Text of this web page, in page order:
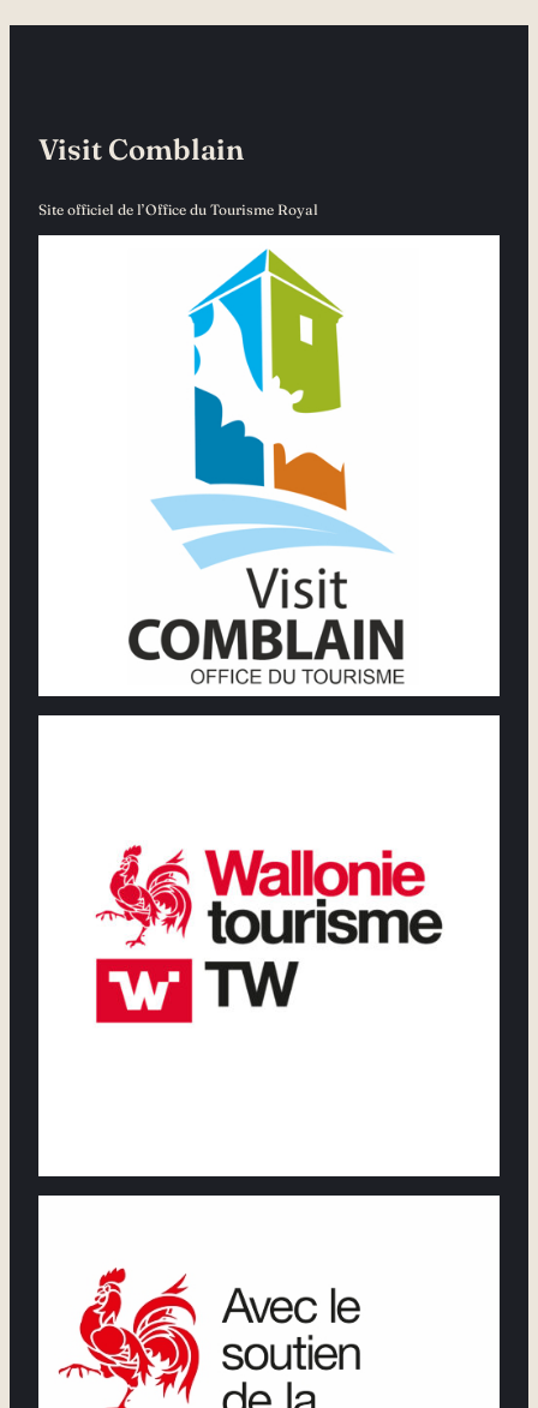
Visit Comblain
Site officiel de l’Office du Tourisme Royal